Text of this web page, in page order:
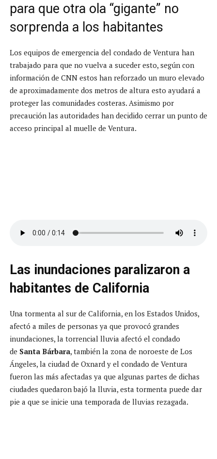
para que otra ola “gigante” no
sorprenda a los habitantes
Los equipos de emergencia del condado de Ventura han
trabajado para que no vuelva a suceder esto, según con
información de CNN estos han reforzado un muro elevado
de aproximadamente dos metros de altura esto ayudará a
proteger las comunidades costeras. Asimismo por
precaución las autoridades han decidido cerrar un punto de
acceso principal al muelle de Ventura.
Las inundaciones paralizaron a
habitantes de California
Una tormenta al sur de California, en los Estados Unidos,
afectó a miles de personas ya que provocó grandes
inundaciones, la torrencial lluvia afectó el condado
de Santa Bárbara, también la zona de noroeste de Los
Ángeles, la ciudad de Oxnard y el condado de Ventura
fueron las más afectadas ya que algunas partes de dichas
ciudades quedaron bajó la lluvia, esta tormenta puede dar
pie a que se inicie una temporada de lluvias rezagada.